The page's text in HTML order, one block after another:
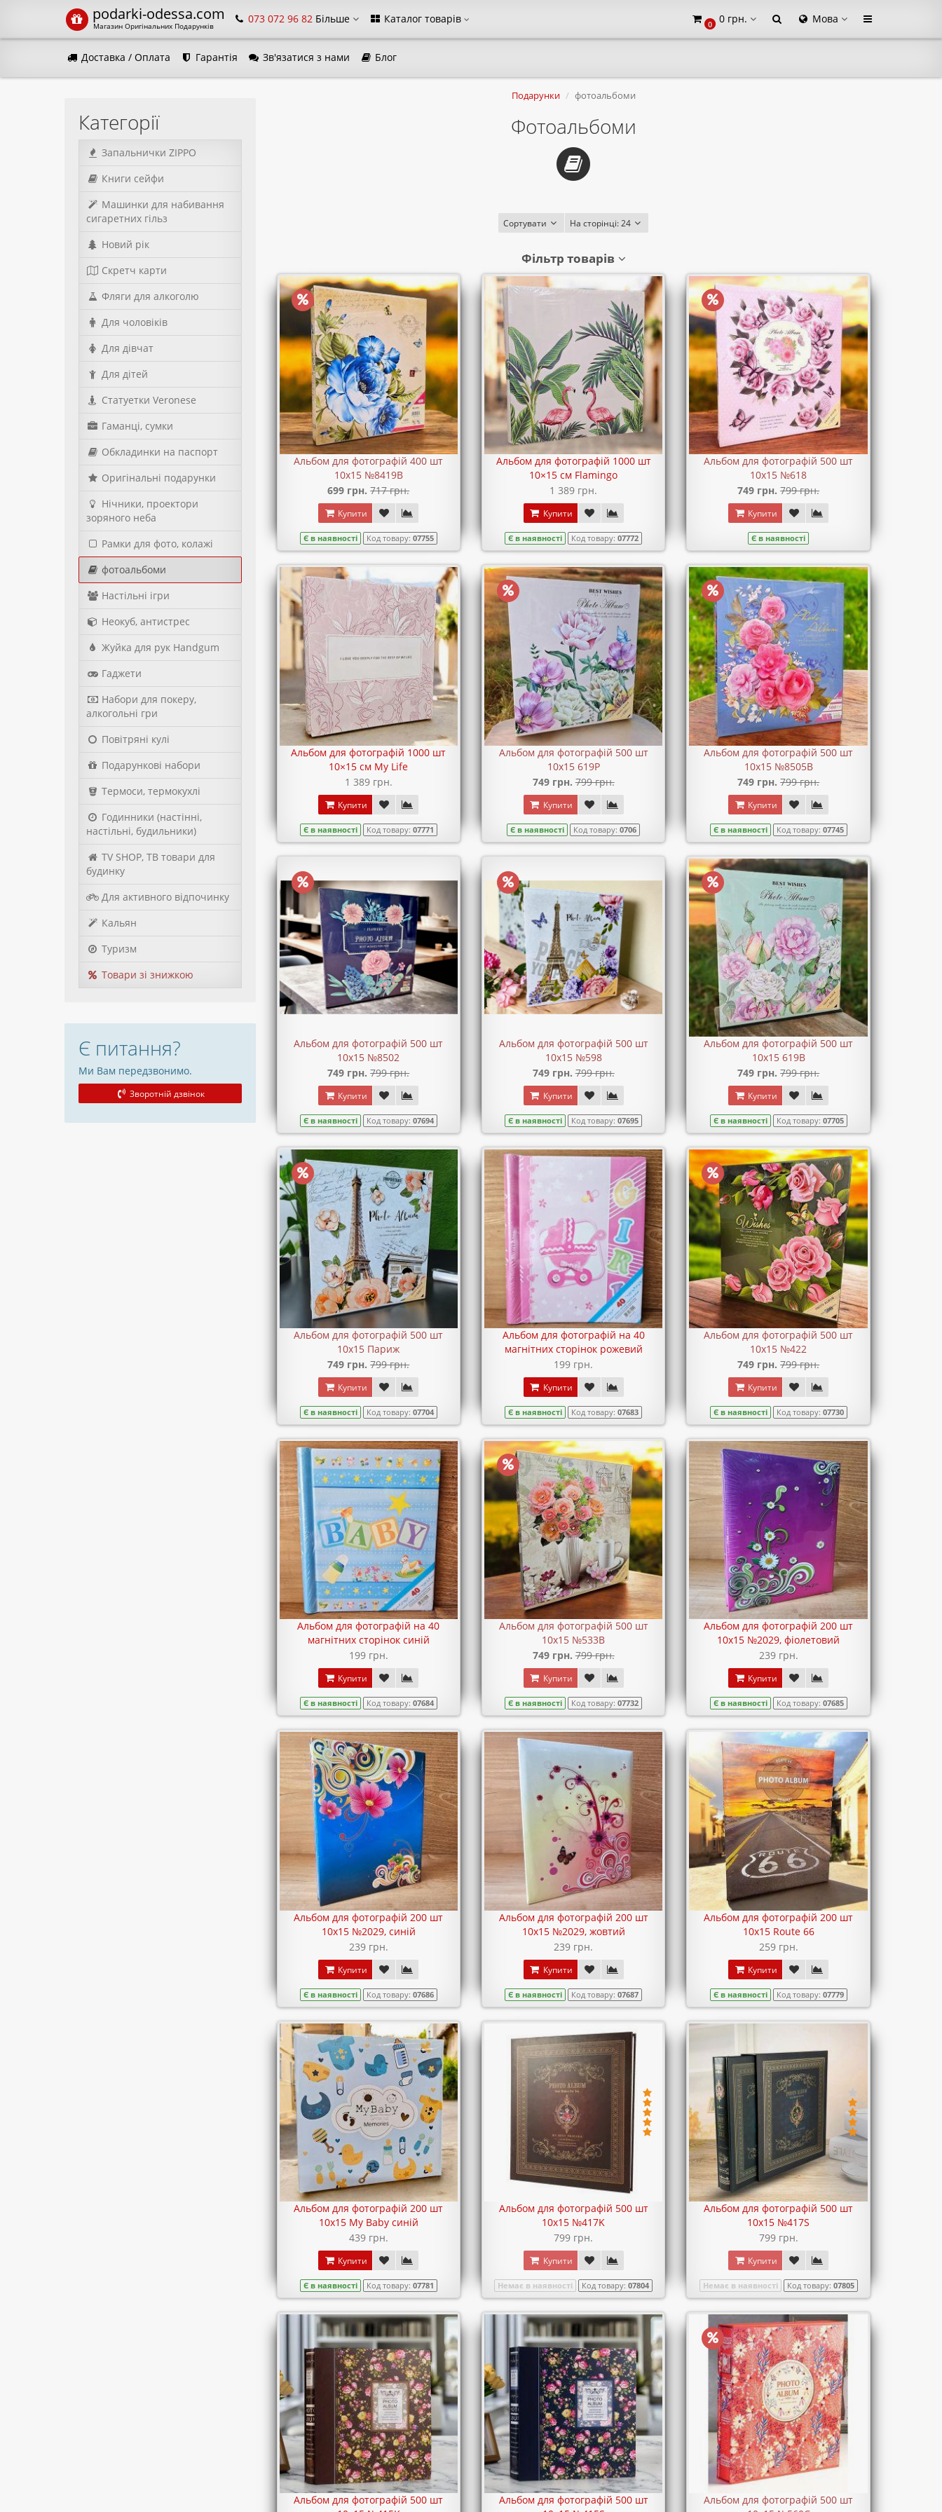
podarki-odessa.com
Магазин Оригінальних Подарунків
073 072 96 82 Більше Каталог товарів 0 0 грн. Мова
Доставка / Оплата Гарантія Зв'язатися з нами Блог
Категорії
Запальнички ZIPPO
Книги сейфи
Машинки для набивання
сигаретних гільз
Новий рік
Скретч карти
Фляги для алкоголю
Для чоловіків
Для дівчат
Для дітей
Статуетки Veronese
Гаманці, сумки
Обкладинки на паспорт
Оригінальні подарунки
Нічники, проектори
зоряного неба
Рамки для фото, колажі
фотоальбоми
Настільні ігри
Неокуб, антистрес
Жуйка для рук Handgum
Гаджети
Набори для покеру,
алкогольні гри
Повітряні кулі
Подарункові набори
Термоси, термокухлі
Годинники (настінні,
настільні, будильники)
TV SHOP, ТВ товари для
будинку
Для активного відпочинку
Кальян
Туризм
Товари зі знижкою
Є питання?
Ми Вам передзвонимо.
Зворотній дзвінок
Подарунки фотоальбоми
Фотоальбоми
Сортувати На сторінці:24
Українська
Фільтр товарів
Альбом для фотографій 400 шт
10х15 №8419B
699 грн. 717 грн.
Купити
Є в наявності Код товару: 07755
Альбом для фотографій 1000 шт
10×15 см Flamingo
1 389 грн.
Купити
Є в наявності Код товару:07772
Альбом для фотографій 500 шт
10х15 №618
749 грн. 799 грн.
Купити
Є в наявності
Альбом для фотографій 1000 шт
10×15 см My Life
1 389 грн.
Купити
Є в наявності Код товару: 07771
Альбом для фотографій 500 шт
10х15 619P
749 грн. 799 грн.
Купити
Є в наявності Код товару:0706
Альбом для фотографій 500 шт
10х15 №8505B
749 грн. 799 грн.
Купити
Є в наявності Код товару: 07745
Альбом для фотографій 500 шт
10х15 №8502
749 грн. 799 грн.
Купити
Є в наявності Код товару: 07694
Альбом для фотографій 500 шт
10х15 №598
749 грн. 799 грн.
Купити
Є в наявності Код товару:07695
Альбом для фотографій 500 шт
10х15 619B
749 грн. 799 грн.
Купити
Є в наявності Код товару: 07705
Альбом для фотографій 500 шт
10х15 Париж
749 грн. 799 грн.
Купити
Є в наявності Код товару: 07704
Альбом для фотографій на 40
магнітних сторінок рожевий
199 грн.
Купити
Є в наявності Код товару:07683
Альбом для фотографій 500 шт
10х15 №422
749 грн. 799 грн.
Купити
Є в наявності Код товару: 07730
Альбом для фотографій на 40
магнітних сторінок синій
199 грн.
Купити
Є в наявності Код товару: 07684
Альбом для фотографій 500 шт
10х15 №533B
749 грн. 799 грн.
Купити
Є в наявності Код товару:07732
Альбом для фотографій 200 шт
10х15 №2029, фіолетовий
239 грн.
Купити
Є в наявності Код товару: 07685
Альбом для фотографій 200 шт
10х15 №2029, синій
239 грн.
Купити
Є в наявності Код товару: 07686
Альбом для фотографій 200 шт
10х15 №2029, жовтий
239 грн.
Купити
Є в наявності Код товару:07687
Альбом для фотографій 200 шт
10х15 Route 66
259 грн.
Купити
Є в наявності Код товару: 07779
Альбом для фотографій 200 шт
10х15 My Baby синій
439 грн.
Купити
Є в наявності Код товару: 07781
Альбом для фотографій 500 шт
10х15 №417K
799 грн.
Купити
Немає в наявності Код товару:07804
Альбом для фотографій 500 шт
10х15 №417S
799 грн.
Купити
Немає в наявності Код товару: 07805
Альбом для фотографій 500 шт
Альбом для фотографій 500 шт
Альбом для фотографій 500 шт